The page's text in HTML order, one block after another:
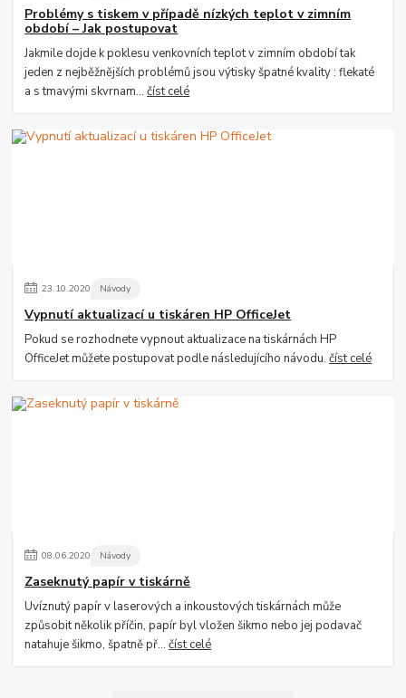
Problémy s tiskem v případě nízkých teplot v zimním
období – Jak postupovat
Jakmile dojde k poklesu venkovních teplot v zimním období tak
jeden z nejběžnějších problémů jsou výtisky špatné kvality : flekaté
a s tmavými skvrnam...číst celé
23.10.2020 Návody
Vypnutí aktualizací u tiskáren HP OfficeJet
Pokud se rozhodnete vypnout aktualizace na tiskárnách HP
OfficeJet můžete postupovat podle následujícího návodu.číst celé
08.06.2020 Návody
Zaseknutý papír v tiskárně
Uvíznutý papír v laserových a inkoustových tiskárnách může
způsobit několik příčin, papír byl vložen šikmo nebo jej podavač
natahuje šikmo, špatně př...číst celé